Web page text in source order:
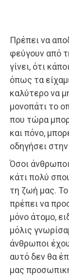
Πρέπει να
φεύγουν από
γίνει, ότι
όπως τα
καλύτερο να
μονοπάτι το
που τώρα
και πόνο,
οδηγήσει
Όσοι
κάτι πολύ
τη ζωή μας. Το
πρέπει να
μόνο άτομο,
μόλις
άνθρωποι
αυτό δεν θα
μας